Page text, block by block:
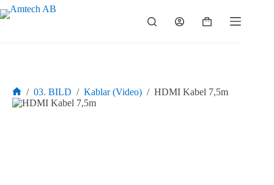
Hoppa
till
Varukorg
Hem
/ 03. BILD / Kablar (Video) / HDMI Kabel 7,5m